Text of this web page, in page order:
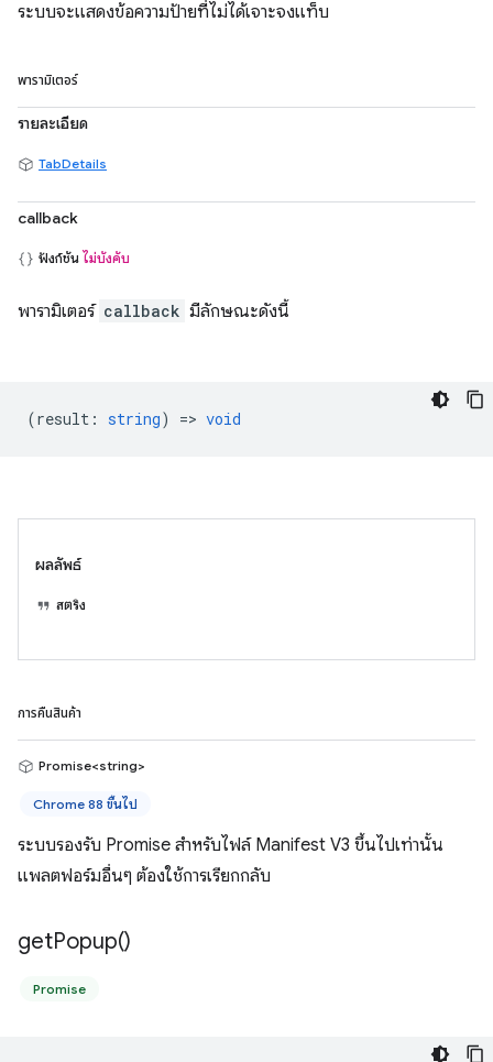
ระบบจะแสดงข้อความป้ายที่ไม่ได้เจาะจงแท็บ
พารามิเตอร์
รายละเอียด
TabDetails
callback
ฟังก์ชัน ไม่บังคับ
พารามิเตอร์ callback มีลักษณะดังนี้
(result : string) => void
ผลลัพธ์
สตริง
การคืนสินค้า
Promise<string>
Chrome 88 ขึ้นไป
ระบบรองรับ Promise สำหรับไฟล์ Manifest V3 ขึ้นไปเท่านั้น
แพลตฟอร์มอื่นๆ ต้องใช้การเรียกกลับ
getPopup()
Promise